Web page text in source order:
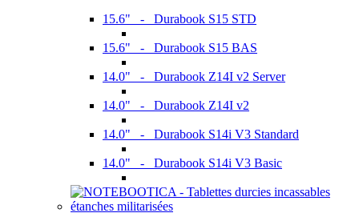
15.6" - Durabook S15 STD
15.6" - Durabook S15 BAS
14.0" - Durabook Z14I v2 Server
14.0" - Durabook Z14I v2
14.0" - Durabook S14i V3 Standard
14.0" - Durabook S14i V3 Basic